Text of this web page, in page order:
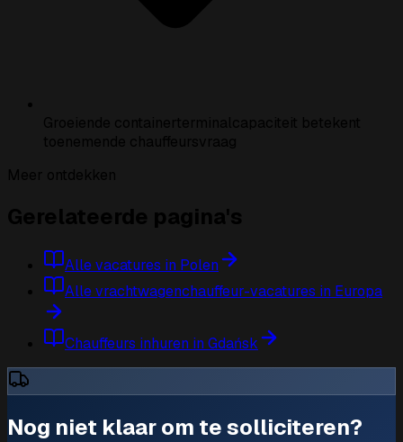
Alle vacatures in Polen
Alle vrachtwagenchauffeur-vacatures in Europa
Chauffeurs inhuren in Gdańsk
Nog niet klaar om te solliciteren?